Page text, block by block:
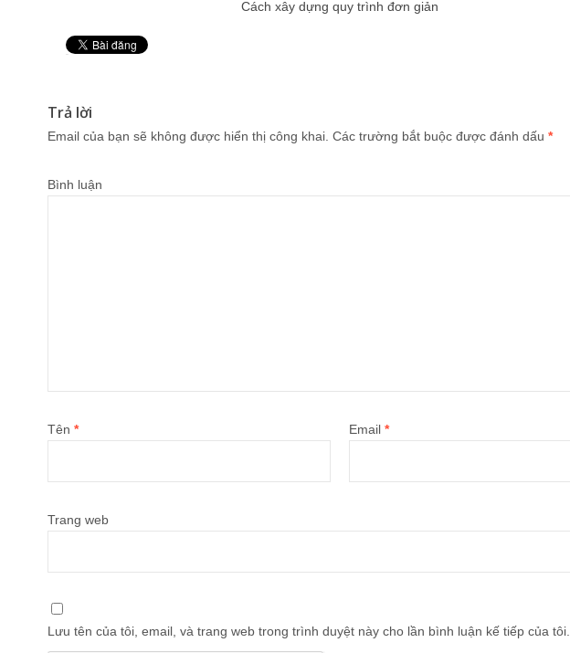
Cách xây dựng quy trình đơn giản
Trả lời
Email của bạn sẽ không được hiển thị công khai. Các trường bắt buộc được đánh dấu *
Bình luận
Tên * Email *
Trang web
Lưu tên của tôi, email, và trang web trong trình duyệt này cho lần bình luận kế tiếp của tôi.